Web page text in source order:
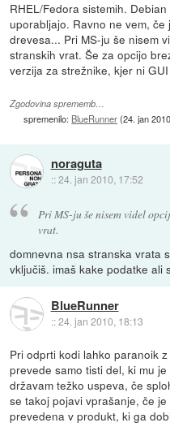
RHEL/Fedora sistemih.
uporabljajo. Ravno ne vem,
drevesa... Pri MS-ju še nisem
stranskih vrat. Še za opcijo
verzija za strežnike, kjer ni
Zgodovina sprememb…
spremenilo: BlueRunner(24. jan
noraguta
::24. jan 2010, 17:52
Pri MS-ju še nisem videl
vrat.
domnevna nsa stranska vrata
vključiš. imaš kake podatke ali
BlueRunner
::24. jan 2010, 18:13
Pri odprti kodi lahko paranoik
prevede samo tisti del, ki mu
državam težko uspeva, če
se takoj pojavi vprašanje, če
prevedena v produkt, ki ga